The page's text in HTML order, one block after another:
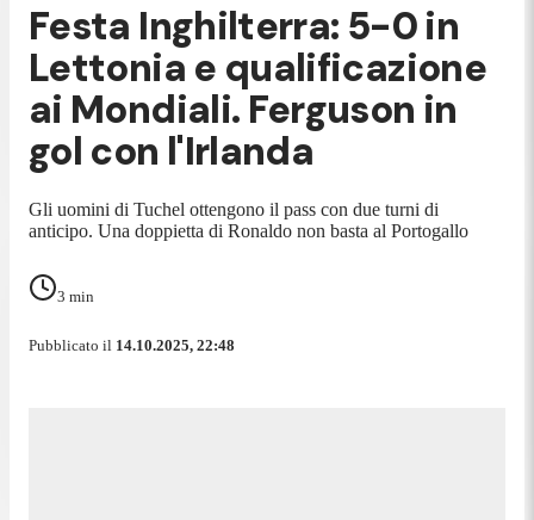
Festa Inghilterra: 5-0 in
Lettonia e qualificazione
ai Mondiali. Ferguson in
gol con l'Irlanda
Gli uomini di Tuchel ottengono il pass con due turni di
anticipo. Una doppietta di Ronaldo non basta al Portogallo
3 min
Pubblicato il 14.10.2025, 22:48